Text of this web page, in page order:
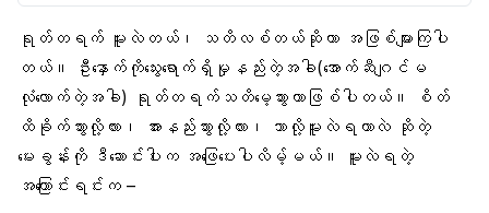
ရုတ်တရက် မူးလဲတယ်၊ သတိလစ်တယ် ဆိုတာ အဖြစ်များကြပါ
တယ်။ ဦးနှောက်ကိုသွေးရောက်ရှိမှုနည်းတဲ့အခါ(အောက်ဆီဂျင်မ
လုံလောက်တဲ့အခါ) ရုတ်တရက်သတိမေ့သွားတာဖြစ်ပါတယ်။ စိတ်
ထိခိုက်သွားလို့လား၊ အားနည်းသွားလို့လား၊ ဘာလို့မူးလဲရတာလဲ ဆိုတဲ့
မေးခွန်းကို ဒီဆောင်းပါးက အဖြေပေးပါလိမ့်မယ်။ မူးလဲရတဲ့
အကြောင်းရင်းက –